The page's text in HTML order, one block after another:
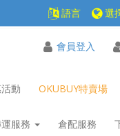
語言 選
動 OKUBUY特賣場
服務 倉配服務
會員登入